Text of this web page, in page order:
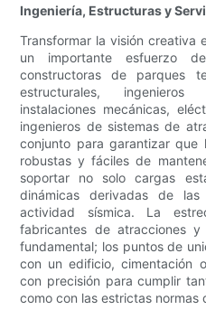
Ingeniería, Estructuras y
Transformar la visión creativa
un importante esfuerzo
constructoras de parques
estructurales,
instalaciones mecánicas,
ingenieros de sistemas de
conjunto para garantizar que
robustas y fáciles de
soportar no solo cargas
dinámicas derivadas de
actividad sísmica. La
fabricantes de atracciones
fundamental; los puntos de
con un edificio, cimentación
con precisión para cumplir
como con las estrictas normas